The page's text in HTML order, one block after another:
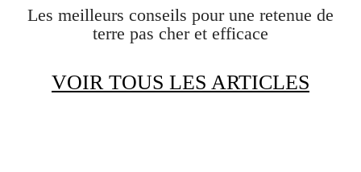
Les meilleurs conseils pour une retenue de
terre pas cher et efficace
VOIR TOUS LES ARTICLES